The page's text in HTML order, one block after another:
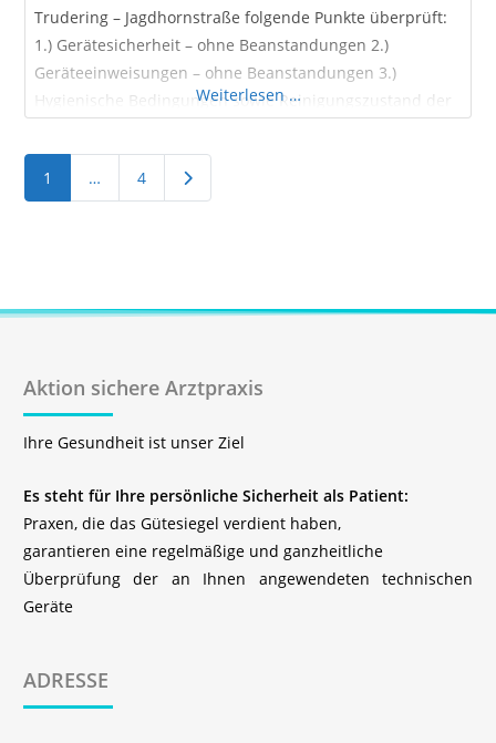
Trudering – Jagdhornstraße folgende Punkte überprüft:
1.) Gerätesicherheit – ohne Beanstandungen 2.)
Geräteeinweisungen – ohne Beanstandungen 3.)
Hygienische Bedingungen sowie Reinigungszustand der
Weiterlesen …
1 … 4 Ältere Beiträge
Aktion sichere Arztpraxis
Ihre Gesundheit ist unser Ziel
Es steht für Ihre persönliche Sicherheit als Patient:
Praxen, die das Gütesiegel verdient haben,
garantieren eine regelmäßige und ganzheitliche
Überprüfung der an Ihnen angewendeten technischen
Geräte
ADRESSE